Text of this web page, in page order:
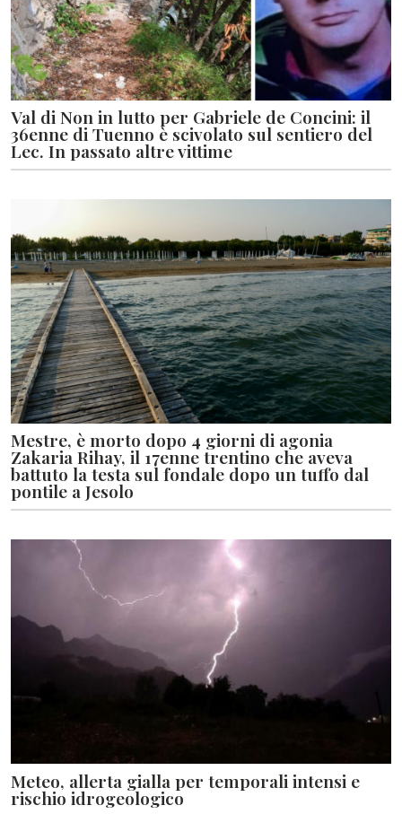
Val di Non in lutto per Gabriele de Concini: il
36enne di Tuenno è scivolato sul sentiero del
Lec. In passato altre vittime
Mestre, è morto dopo 4 giorni di agonia
Zakaria Rihay, il 17enne trentino che aveva
battuto la testa sul fondale dopo un tuffo dal
pontile a Jesolo
Meteo, allerta gialla per temporali intensi e
rischio idrogeologico